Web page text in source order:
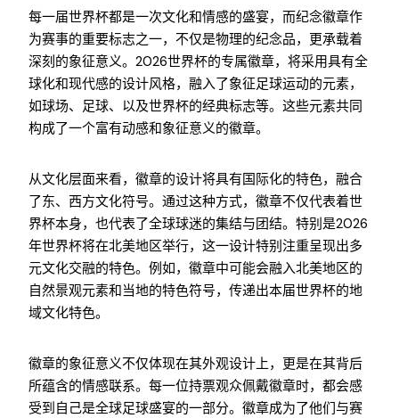
每一届世界杯都是一次文化和情感的盛宴，而纪念徽章作
为赛事的重要标志之一，不仅是物理的纪念品，更承载着
深刻的象征意义。2026世界杯的专属徽章，将采用具有全
球化和现代感的设计风格，融入了象征足球运动的元素，
如球场、足球、以及世界杯的经典标志等。这些元素共同
构成了一个富有动感和象征意义的徽章。
从文化层面来看，徽章的设计将具有国际化的特色，融合
了东、西方文化符号。通过这种方式，徽章不仅代表着世
界杯本身，也代表了全球球迷的集结与团结。特别是2026
年世界杯将在北美地区举行，这一设计特别注重呈现出多
元文化交融的特色。例如，徽章中可能会融入北美地区的
自然景观元素和当地的特色符号，传递出本届世界杯的地
域文化特色。
徽章的象征意义不仅体现在其外观设计上，更是在其背后
所蕴含的情感联系。每一位持票观众佩戴徽章时，都会感
受到自己是全球足球盛宴的一部分。徽章成为了他们与赛